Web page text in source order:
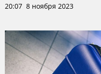
20:07 8 ноября 2023